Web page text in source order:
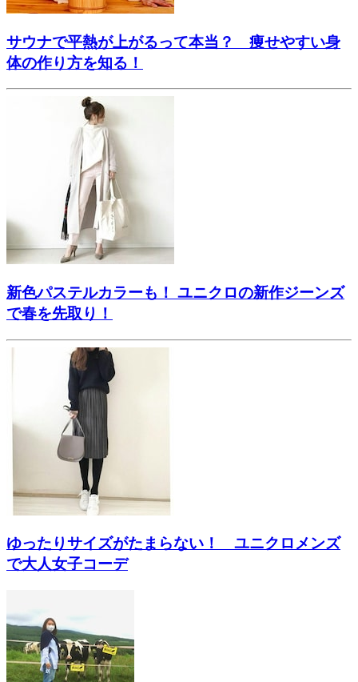
サウナで平熱が上がるって本当？ 痩せやすい身
体の作り方を知る！
新色パステルカラーも！ ユニクロの新作ジーンズ
で春を先取り！
ゆったりサイズがたまらない！ ユニクロメンズ
で大人女子コーデ